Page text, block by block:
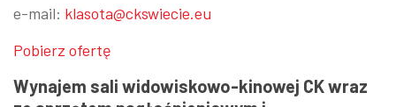
e-mail: klasota@ckswiecie.eu
Pobierz ofertę
Wynajem sali widowiskowo-kinowej CK wraz